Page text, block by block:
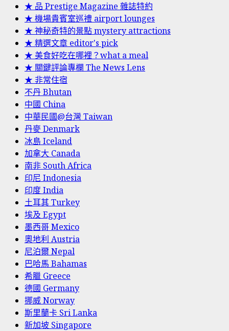
★ 品 Prestige Magazine 雜誌特約
★ 機場貴賓室巡禮 airport lounges
★ 神秘奇特的景點 mystery attractions
★ 精選文章 editor's pick
★ 美食好吃在哪裡？what a meal
★ 關鍵評論專欄 The News Lens
★ 非常住宿
不丹 Bhutan
中國 China
中華民國@台灣 Taiwan
丹麥 Denmark
冰島 Iceland
加拿大 Canada
南非 South Africa
印尼 Indonesia
印度 India
土耳其 Turkey
埃及 Egypt
墨西哥 Mexico
奧地利 Austria
尼泊爾 Nepal
巴哈馬 Bahamas
希臘 Greece
德國 Germany
挪威 Norway
斯里蘭卡 Sri Lanka
新加坡 Singapore